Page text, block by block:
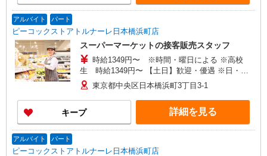
アルバイト パート
ピーコックストアトルナーレ日本橋浜町店
スーパーマーケットの接客販売スタッフ
時給1349円〜 ※時間・曜日による ※高校
生 時給1349円〜 【土日】歓迎・優遇 ※日・
祝 時給＋50円 ※17:00〜21:45 時給＋100円
※22:00以降 基本時給より25％UP
東京都中央区日本橋浜町3丁目3-1
キープ 詳細を見る
アルバイト パート
ピーコックストアトルナーレ日本橋浜町店